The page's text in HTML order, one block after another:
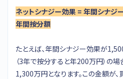
ネットシナジー効果 = 年間シナジ
年間按分額
たとえば、年間シナジー効果が
（3年で按分すると年200万円）の
1,300万円となります。この金額が